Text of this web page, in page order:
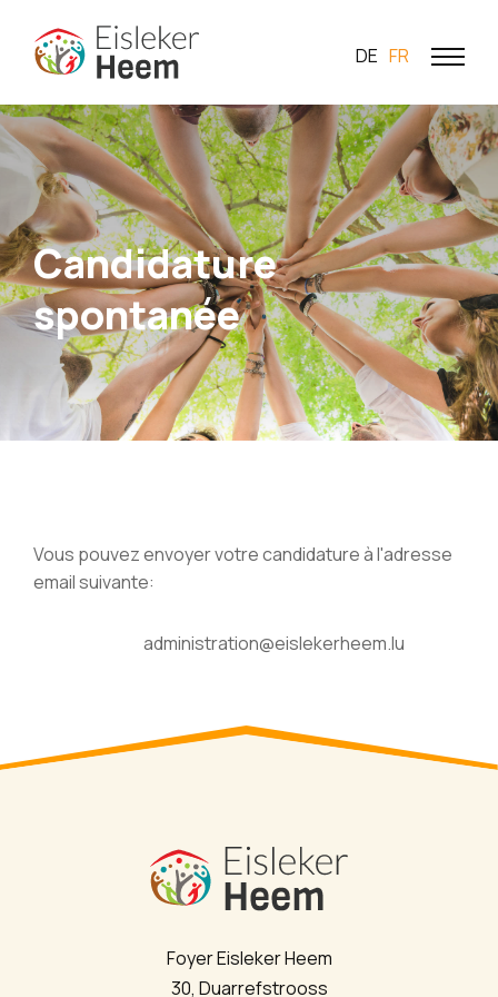
DE FR
Candidature
spontanée
Vous pouvez envoyer votre candidature à l'adresse
email suivante:
administration@eislekerheem.lu
Foyer Eisleker Heem
30, Duarrefstrooss